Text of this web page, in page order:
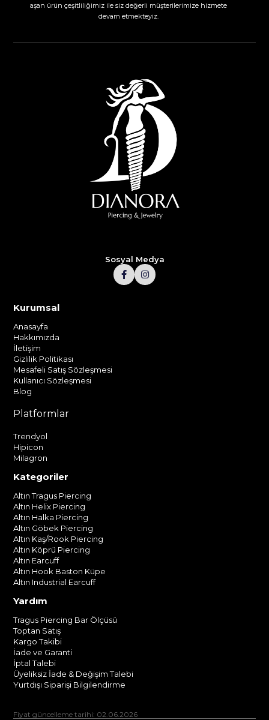
aşan ürün çeşitliliğimiz ile siz değerli müşterilerimize hizmete
devam etmekteyiz.​
Sosyal Medya
Kurumsal
Anasayfa
Hakkımızda
İletişim
Gizlilik Politikası
Mesafeli Satış Sözleşmesi
Kullanıcı Sözleşmesi
Blog
Platformlar
Trendyol
Hipicon
Milagron
Kategoriler
Altın Tragus Piercing
Altın Helix Piercing
Altın Halka Piercing
Altın Göbek Piercing
Altın Kaş/Rook Piercing
Altın Köprü Piercing
Altın Earcuff
Altın Hook Baston Küpe
Altın Industrial Earcuff
Yardım
Tragus Piercing Bar Ölçüsü
Toptan Satış
Kargo Takibi
İade ve Garanti
İptal Talebi
Üyeliksiz İade & Değişim Talebi
Yurtdışı Siparişi Bilgilendirme
Fiyat güncelleme tarihi: 02.06.2026